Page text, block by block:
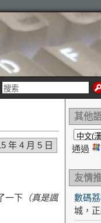
年 4 月 5 日
一下 （真是諷
其他
通過
友情
數碼
城，